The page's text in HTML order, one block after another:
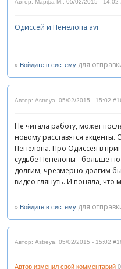
Автор: Марфа-М., 05/02/2015 - 14:02
Одиссей и Пенелопа.avi
» Войдите в систему для
Автор: Astreya 05/02/2015 - 15:02
Не читала работу, может
новому расставятся акценты.
Пенелопа. Про Одиссея в
судьбе Пенелопы - больше
долгим, чрезмерно долгим
видео глянуть. И поняла,
» Войдите в систему для
Автор: Astreya 05/02/2015 - 15:02
Автор изменил свой комментарий